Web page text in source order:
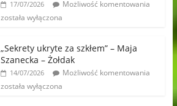
17/07/2026
Możliwość komentowania
została wyłączona
„Sekrety ukryte za szkłem” – Maja
Szanecka – Żołdak
14/07/2026
Możliwość komentowania
została wyłączona